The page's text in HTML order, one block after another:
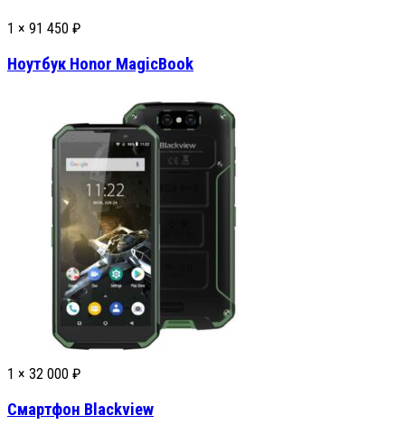
1 × 91 450 ₽
Ноутбук Honor MagicBook
1 × 32 000 ₽
Смартфон Blackview